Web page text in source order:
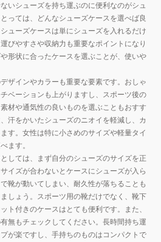
いシューズを持ち運ぶのに便利なのがシュ
っては、どんなシューズケースを選べば良
ューズケースは単にシューズを入れるだけ
びやすさや収納力も重要なポイントになり
形状に合ったケースを選ぶことが、使いや
ザインやカラーも重要な要素です。おしゃ
ベーションも上がりますし、スポーツ後の
材や通気性の良いものを選ぶこともおすす
汗をかいたシューズのニオイを軽減し、カ
す。女性は特に小さめのサイズや軽量タイ
ます。
しては、まず自分のシューズのサイズを正
イズが合わないとケースにシューズが入ら
靴が動いてしまい、耐久性が落ちることも
しょう。スポーツ用の靴だけでなく、靴下
ト付きのケースはとても便利です。また、
無もチェックしてください。長時間持ち運
が楽ですし、手持ちのものはコンパクトで